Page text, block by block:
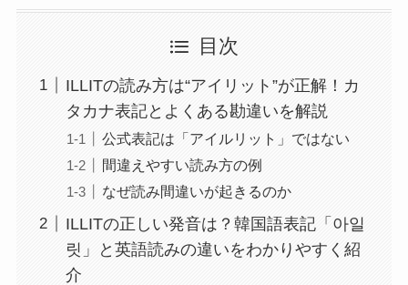
目次
ILLITの読み方は“アイリット”が正解！カ
タカナ表記とよくある勘違いを解説
公式表記は「アイルリット」ではない
間違えやすい読み方の例
なぜ読み間違いが起きるのか
ILLITの正しい発音は？韓国語表記「아일
릿」と英語読みの違いをわかりやすく紹
介